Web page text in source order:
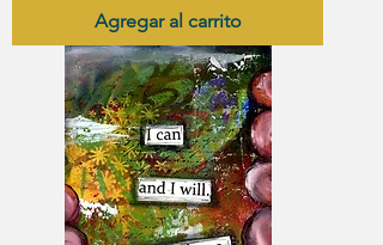
Agregar al carrito